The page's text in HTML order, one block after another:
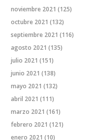
noviembre 2021 (125)
octubre 2021 (132)
septiembre 2021 (116)
agosto 2021 (135)
julio 2021 (151)
junio 2021 (138)
mayo 2021 (132)
abril 2021 (111)
marzo 2021 (161)
febrero 2021 (121)
enero 2021 (10)